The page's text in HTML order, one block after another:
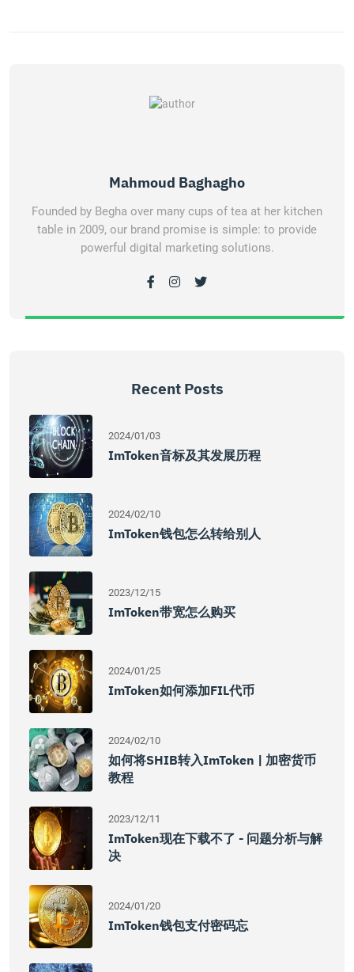
Mahmoud Baghagho
Founded by Begha over many cups of tea at her kitchen
table in 2009, our brand promise is simple: to provide
powerful digital marketing solutions.
Recent Posts
2024/01/03
ImToken音标及其发展历程
2024/02/10
ImToken钱包怎么转给别人
2023/12/15
ImToken带宽怎么购买
2024/01/25
ImToken如何添加FIL代币
2024/02/10
如何将SHIB转入imToken | 加密货币
教程
2023/12/11
ImToken现在下载不了 - 问题分析与解
决
2024/01/20
ImToken钱包支付密码忘